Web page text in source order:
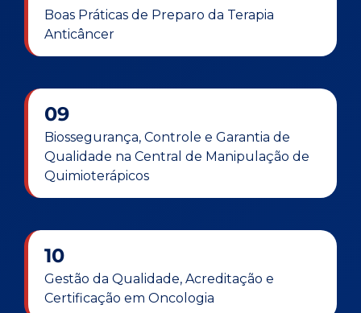
Boas Práticas de Preparo da Terapia
Anticâncer
09
Biossegurança, Controle e Garantia de
Qualidade na Central de Manipulação de
Quimioterápicos
10
Gestão da Qualidade, Acreditação e
Certificação em Oncologia